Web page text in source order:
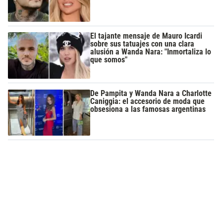
El tajante mensaje de Mauro Icardi
sobre sus tatuajes con una clara
alusión a Wanda Nara: "Inmortaliza lo
que somos"
De Pampita y Wanda Nara a Charlotte
Caniggia: el accesorio de moda que
obsesiona a las famosas argentinas